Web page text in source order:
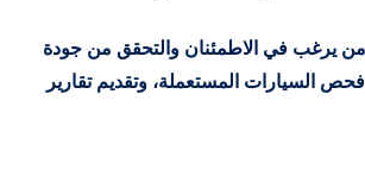
يرغب في الاطمئنان والتحقق من جودة
المستعملة، وتقديم تقارير